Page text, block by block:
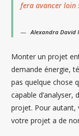
fera avancer loin
Alexandra David
Monter un projet
demande énergie,
pas quelque chose
capable
projet. Pour autant,
votre projet a de